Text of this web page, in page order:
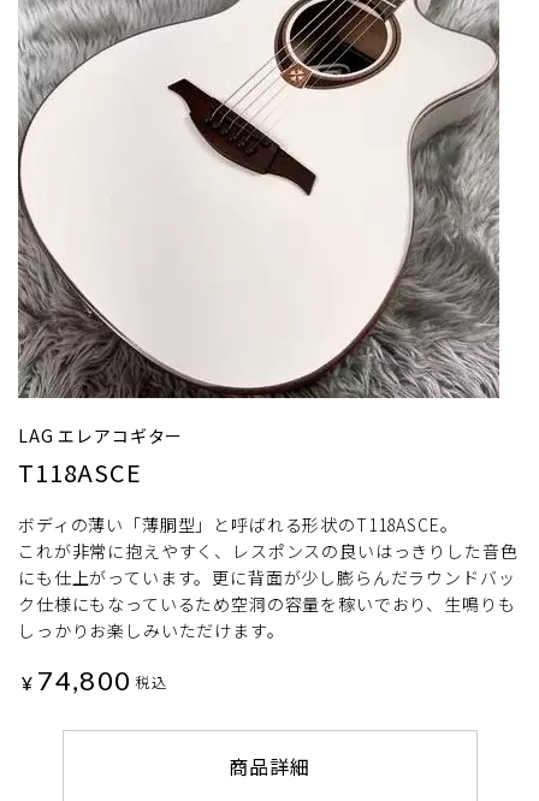
LAG エレアコギター
T118ASCE
ボディの薄い「薄胴型」と呼ばれる形状のT118ASCE。
これが非常に抱えやすく、レスポンスの良いはっきりした音色
にも仕上がっています。更に背面が少し膨らんだラウンドバッ
ク仕様にもなっているため空洞の容量を稼いでおり、生鳴りも
しっかりお楽しみいただけます。
¥ 74,800 税込
商品詳細